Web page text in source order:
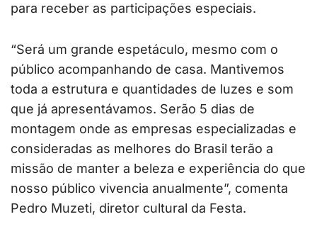
para receber as participações especiais.
“Será um grande espetáculo, mesmo com o
público acompanhando de casa. Mantivemos
toda a estrutura e quantidades de luzes e som
que já apresentávamos. Serão 5 dias de
montagem onde as empresas especializadas e
consideradas as melhores do Brasil terão a
missão de manter a beleza e experiência do que
nosso público vivencia anualmente”, comenta
Pedro Muzeti, diretor cultural da Festa.